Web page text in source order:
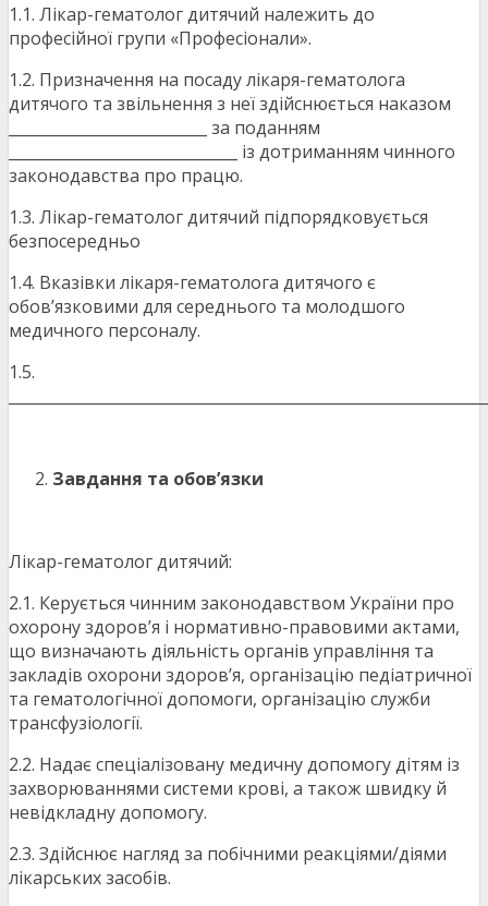
1.1. Лікар-гематолог дитячий належить до
професійної групи «Професіонали».
1.2. Призначення на посаду лікаря-гематолога
дитячого та звільнення з неї здійснюється наказом
__________________________ за поданням
______________________________ із дотриманням чинного
законодавства про працю.
1.3. Лікар-гематолог дитячий підпорядковується
безпосередньо
1.4. Вказівки лікаря-гематолога дитячого є
обов’язковими для середнього та молодшого
медичного персоналу.
1.5.
Завдання та обов’язки
Лікар-гематолог дитячий:
2.1. Керується чинним законодавством України про
охорону здоров’я і нормативно-правовими актами,
що визначають діяльність органів управління та
закладів охорони здоров’я, організацію педіатричної
та гематологічної допомоги, організацію служби
трансфузіології.
2.2. Надає спеціалізовану медичну допомогу дітям із
захворюваннями системи крові, а також швидку й
невідкладну допомогу.
2.3. Здійснює нагляд за побічними реакціями/діями
лікарських засобів.